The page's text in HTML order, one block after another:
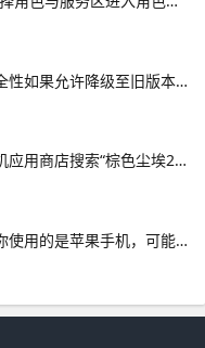
全漏洞并提升设备的整体安全性如果允许降级至旧版本，那么攻击者就可能利用这些已知但已被修复的漏洞，对设备进行攻击或获取未授权的访问权限因此，禁止降级是防止此类攻击的重要手段三满足政企客户的安全需求 苹果的产品若要卖给政企客户，通常需要通过各种严格的。安全弱点防
可以。玩家还可以在各大手机应用商店搜索“棕色尘埃2”或“BrownDust II”，找到官方正版后进行下载应用商店通常会提供游戏的基本信息玩家评分下载量以及更新日志等，有助于玩家更好地了解游戏并选择适合自己的版本在下载时，请确保选择官方正版，避免下载到盗版或恶意软件游戏下载平
择对应的版本进行下载如果你使用的是苹果手机，可能需要跳转到App Store进行下载如果你使用的是安卓手机，可以。玩家还可以在各大手机应用商店搜索“棕色尘埃2”或“BrownDus